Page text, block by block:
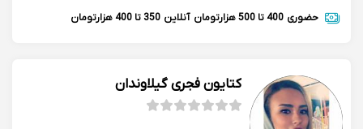
حضوری 400 تا 500 هزارتومان آنلاین 350 تا 400 هزارتومان
کتایون فجری گیلاوندان